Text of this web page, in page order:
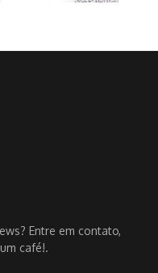
Entre em contato,
café!.